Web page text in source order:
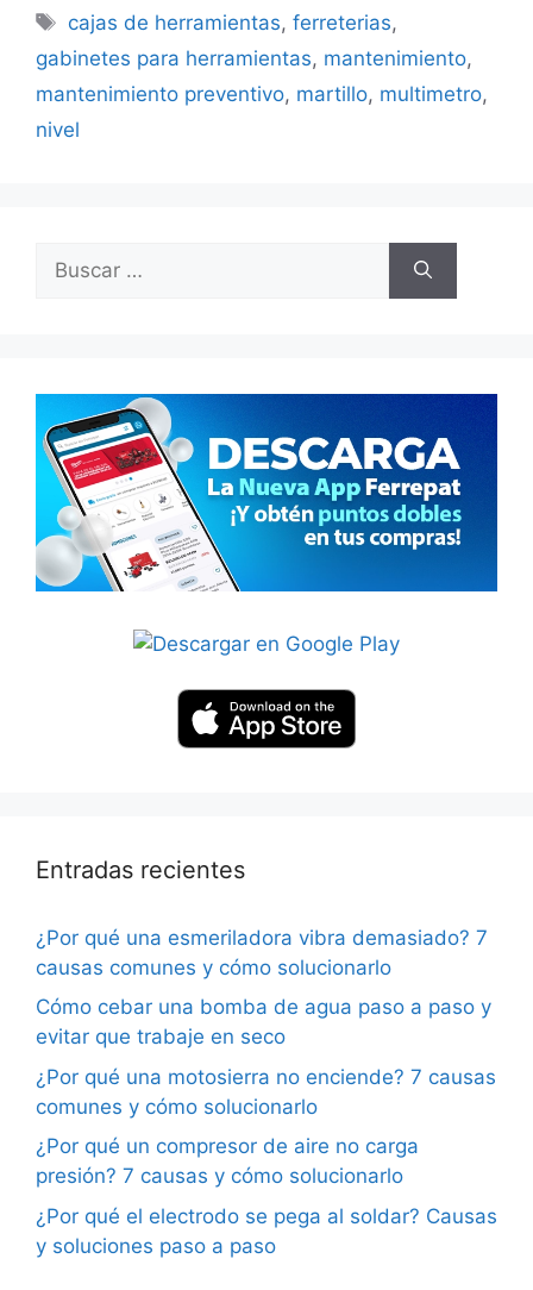
Etiquetas
cajas de herramientas,ferreterias,
gabinetes para herramientas, mantenimiento,
mantenimiento preventivo, martillo, multimetro,
nivel
Entradas recientes
¿Por qué una esmeriladora vibra demasiado? 7
causas comunes y cómo solucionarlo
Cómo cebar una bomba de agua paso a paso y
evitar que trabaje en seco
¿Por qué una motosierra no enciende? 7 causas
comunes y cómo solucionarlo
¿Por qué un compresor de aire no carga
presión? 7 causas y cómo solucionarlo
¿Por qué el electrodo se pega al soldar? Causas
y soluciones paso a paso